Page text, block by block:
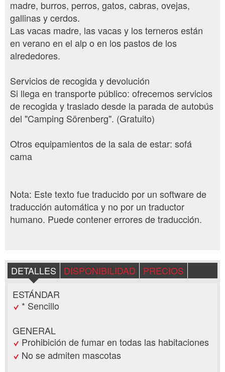
madre, burros, perros, gatos, cabras, ovejas,
gallinas y cerdos.
Las vacas madre, las vacas y los terneros están
en verano en el alp o en los pastos de los
alrededores.
Servicios de recogida y devolución
Si llega en transporte público: ofrecemos servicios
de recogida y traslado desde la parada de autobús
del "Camping Sörenberg". (Gratuito)
Otros equipamientos de la sala de estar: sofá
cama
Nota: Este texto fue traducido por un software de
traducción automática y no por un traductor
humano. Puede contener errores de traducción.
DETALLES DISPONIBILIDAD
PRECIOS
ESTÁNDAR
* Sencillo
GENERAL
Prohibición de fumar en todas las habitaciones
No se admiten mascotas